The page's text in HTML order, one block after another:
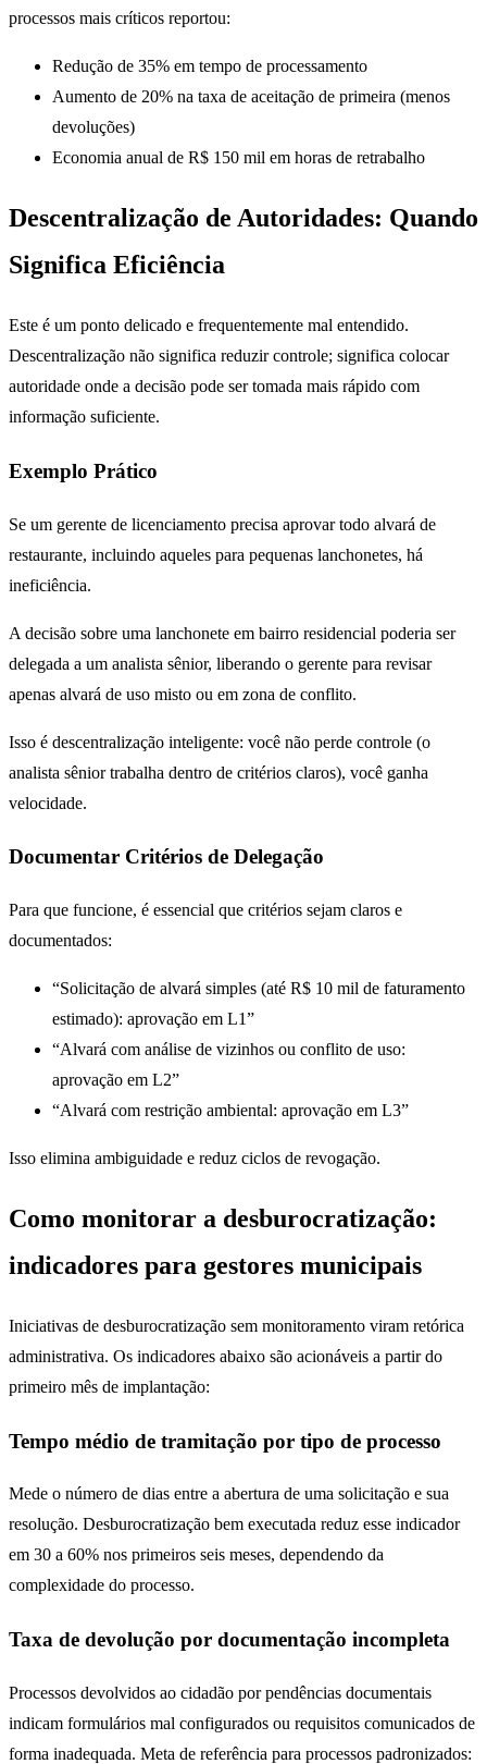
processos mais críticos reportou:
Redução de 35% em tempo de processamento
Aumento de 20% na taxa de aceitação de primeira (menos
devoluções)
Economia anual de R$ 150 mil em horas de retrabalho
Descentralização de Autoridades: Quando
Significa Eficiência
Este é um ponto delicado e frequentemente mal entendido.
Descentralização não significa reduzir controle; significa colocar
autoridade onde a decisão pode ser tomada mais rápido com
informação suficiente.
Exemplo Prático
Se um gerente de licenciamento precisa aprovar todo alvará de
restaurante, incluindo aqueles para pequenas lanchonetes, há
ineficiência.
A decisão sobre uma lanchonete em bairro residencial poderia ser
delegada a um analista sênior, liberando o gerente para revisar
apenas alvará de uso misto ou em zona de conflito.
Isso é descentralização inteligente: você não perde controle (o
analista sênior trabalha dentro de critérios claros), você ganha
velocidade.
Documentar Critérios de Delegação
Para que funcione, é essencial que critérios sejam claros e
documentados:
“Solicitação de alvará simples (até R$ 10 mil de faturamento
estimado): aprovação em L1”
“Alvará com análise de vizinhos ou conflito de uso:
aprovação em L2”
“Alvará com restrição ambiental: aprovação em L3”
Isso elimina ambiguidade e reduz ciclos de revogação.
Como monitorar a desburocratização:
indicadores para gestores municipais
Iniciativas de desburocratização sem monitoramento viram retórica
administrativa. Os indicadores abaixo são acionáveis a partir do
primeiro mês de implantação:
Tempo médio de tramitação por tipo de processo
Mede o número de dias entre a abertura de uma solicitação e sua
resolução. Desburocratização bem executada reduz esse indicador
em 30 a 60% nos primeiros seis meses, dependendo da
complexidade do processo.
Taxa de devolução por documentação incompleta
Processos devolvidos ao cidadão por pendências documentais
indicam formulários mal configurados ou requisitos comunicados de
forma inadequada. Meta de referência para processos padronizados: